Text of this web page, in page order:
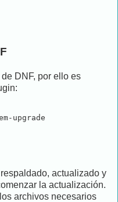
DNF, por ello es
upgrade
actualizado y
la actualización.
archivos necesarios